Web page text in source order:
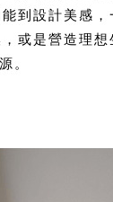
到設計美感
或是營造理
。